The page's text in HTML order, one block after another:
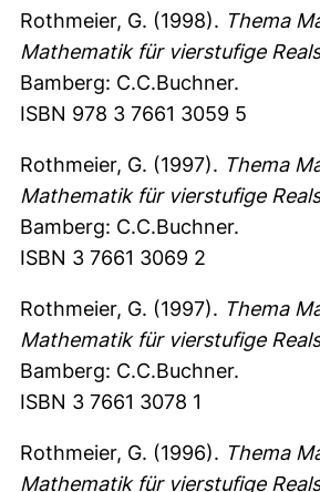
Rothmeier, G. (1998). Thema
Mathematik für vierstufige
Bamberg: C.C.Buchner.
ISBN 978 3 7661 3059 5
Rothmeier, G. (1997). Thema
Mathematik für vierstufige
Bamberg: C.C.Buchner.
ISBN 3 7661 3069 2
Rothmeier, G. (1997). Thema
Mathematik für vierstufige
Bamberg: C.C.Buchner.
ISBN 3 7661 3078 1
Rothmeier, G. (1996). Thema
Mathematik für vierstufige